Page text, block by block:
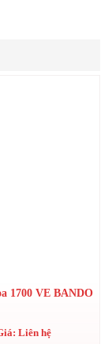
1700 VE BANDO
Liên hệ